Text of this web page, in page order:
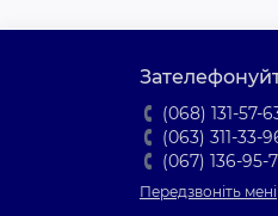
(068) 131-57-
(063) 311-33-
(067) 136-95-
Передзвоніть мені